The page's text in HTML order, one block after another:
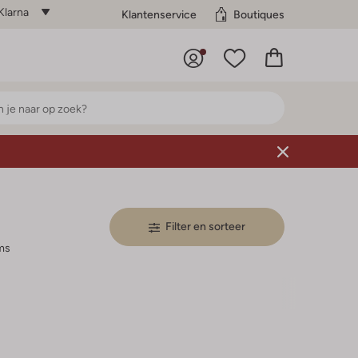
Klantenservice Boutiques
Filter en sorteer